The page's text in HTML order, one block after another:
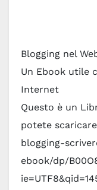
Blogging nel
Un Ebook utile
Internet
Questo è un
potete
blogging-
ebook/dp/